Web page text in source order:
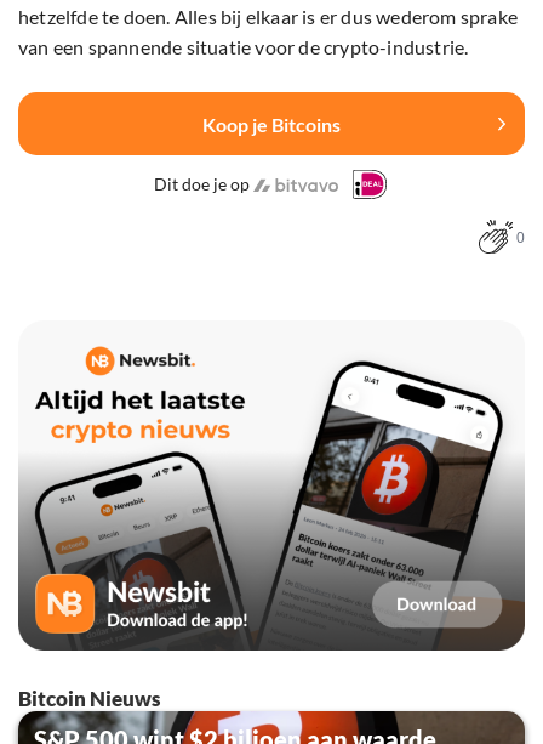
hetzelfde te doen. Alles bij elkaar is er dus wederom sprake
van een spannende situatie voor de crypto-industrie.
Koop je Bitcoins
Dit doe je op
0
Bitcoin Nieuws